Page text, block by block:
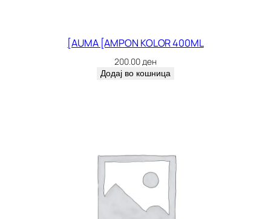
[AUMA [AMPON KOLOR 400ML
200.00ден
Додај во кошница